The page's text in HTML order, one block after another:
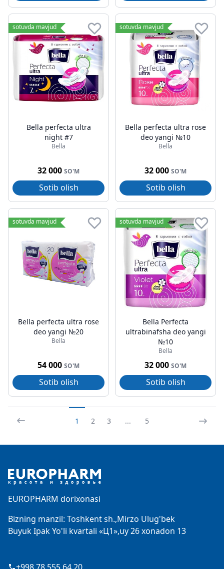
sotuvda mavjud
Bella perfecta ultra
night #7
Bella
32 000 SO'M
Sotib olish
sotuvda mavjud
Bella perfecta ultra rose
deo yangi №10
Bella
32 000 SO'M
Sotib olish
sotuvda mavjud
Bella perfecta ultra rose
deo yangi №20
Bella
54 000 SO'M
Sotib olish
sotuvda mavjud
Bella Perfecta
ultrabinafsha deo yangi
№10
Bella
32 000 SO'M
Sotib olish
1 2 3 ... 5
EUROPHARM dorixonasi
Bizning manzil: Toshkent sh.,Mirzo Ulug'bek
Buyuk Ipak Yo'li kvartali «Ц1»,uy 26 xonadon 13